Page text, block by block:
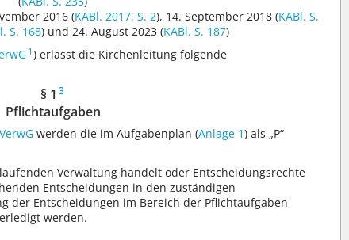
2016 (KABl. 2017, S. 2), 14. September 2018 (KABl. S.
S. 168) und 24. August 2023 (KABl. S. 187)
1 ) erlässt die Kirchenleitung folgende
§ 1 3
Pflichtaufgaben
werden die im Aufgabenplan (Anlage 1) als „P“
Verwaltung handelt oder Entscheidungsrechte
Entscheidungen in den zuständigen
der Entscheidungen im Bereich der Pflichtaufgaben
werden.